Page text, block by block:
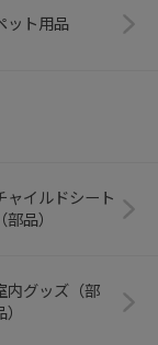
ット用品
ャイルドシート
（部品）
内グッズ（部
）